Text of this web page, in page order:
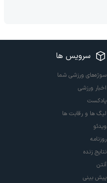
سرویس ها
سوژه‌های ورزشی شما
اخبار ورزشی
پادکست
لیگ ها و رقابت ها
ویدئو
روزنامه
نتایج زنده
آنتن
پیش بینی